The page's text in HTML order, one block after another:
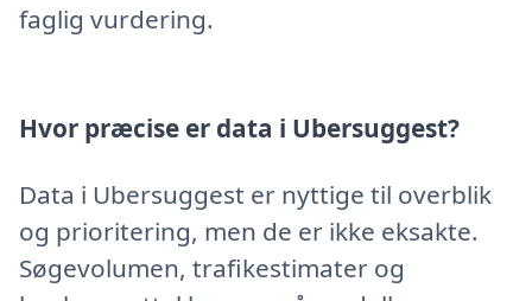
faglig vurdering.
Hvor præcise er data i Ubersuggest?
Data i Ubersuggest er nyttige til overblik
og prioritering, men de er ikke eksakte.
Søgevolumen, trafikestimater og